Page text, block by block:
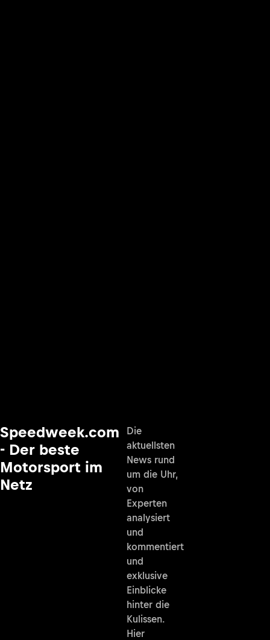
Speedweek.com
- Der beste
Motorsport im
Netz
Die
aktuellsten
News rund
um die Uhr,
von
Experten
analysiert
und
kommentiert
und
exklusive
Einblicke
hinter die
Kulissen.
Hier